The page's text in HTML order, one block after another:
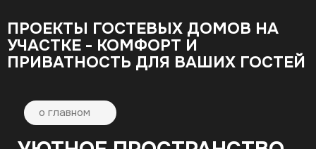
УЮТНОЕ ПРОСТРАНСТВО
НА ВАШЕМ УЧАСТКЕ
кто ценит комфорт приема гостей и рациональное
использование территории участка. Отдельная
постройка создает атмосферу уединения для
ваших близких и друзей, при этом не нарушая